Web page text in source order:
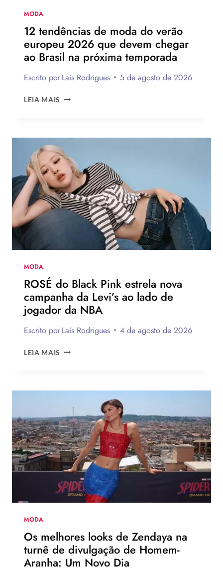
MODA
12 tendências de moda do verão
europeu 2026 que devem chegar
ao Brasil na próxima temporada
Escrito porLaís Rodrigues 5 de agosto de 2026
LEIA MAIS
DO
VERÃO
EUROPEU
2026
QUE
DEVEM
CHEGAR
AO
MODA
ROSÉ do Black Pink estrela nova
campanha da Levi’s ao lado de
jogador da NBA
Escrito porLaís Rodrigues 4 de agosto de 2026
LEIA MAIS ROSÉ
ESTRELA
CAMPANHA
DA
LEVI’S
AO
LADO
DE
JOGADOR
DA
NBA
MODA
Os melhores looks de Zendaya na
turnê de divulgação de Homem-
Aranha: Um Novo Dia